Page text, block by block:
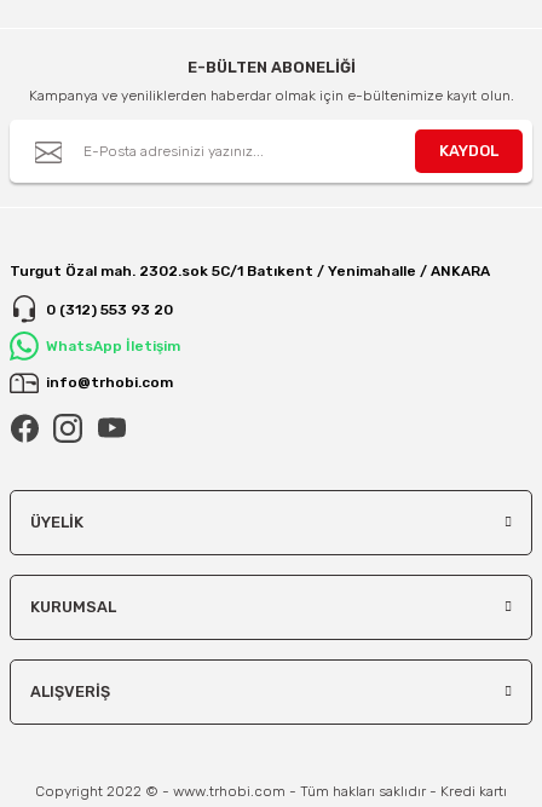
E-BÜLTEN ABONELİĞİ
Kampanya ve yeniliklerden haberdar olmak için e-bültenimize kayıt olun.
KAYDOL
Turgut Özal mah. 2302.sok 5C/1 Batıkent / Yenimahalle / ANKARA
0 (312) 553 93 20
WhatsApp İletişim
info@trhobi.com
ÜYELIK
KURUMSAL
ALIŞVERIŞ
Copyright 2022 © - www.trhobi.com - Tüm hakları saklıdır - Kredi kartı